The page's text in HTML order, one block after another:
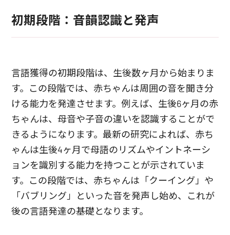
初期段階：音韻認識と発声
言語獲得の初期段階は、生後数ヶ月から始まりま
す。この段階では、赤ちゃんは周囲の音を聞き分
ける能力を発達させます。例えば、生後6ヶ月の赤
ちゃんは、母音や子音の違いを認識することがで
きるようになります。最新の研究によれば、赤ち
ゃんは生後4ヶ月で母語のリズムやイントネーシ
ョンを識別する能力を持つことが示されていま
す。この段階では、赤ちゃんは「クーイング」や
「バブリング」といった音を発声し始め、これが
後の言語発達の基礎となります。